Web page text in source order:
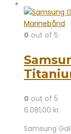
0 out of 5
0 out of 5
6.081,00 kr.
Samsung